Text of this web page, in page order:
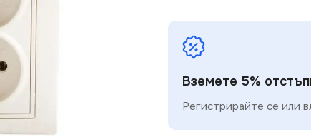
Вземете 5%
Регистрирайте се или